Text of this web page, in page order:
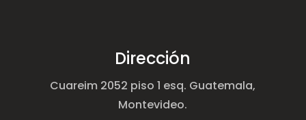
Dirección
Cuareim 2052 piso 1 esq. Guatemala,
Montevideo.